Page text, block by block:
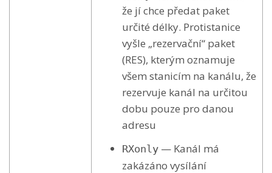
že jí chce předat paket
určité délky. Protistanice
vyšle „rezervační“ paket
(RES), kterým oznamuje
všem stanicím na kanálu, že
rezervuje kanál na určitou
dobu pouze pro danou
adresu
RXonly — Kanál má
zakázáno vysílání